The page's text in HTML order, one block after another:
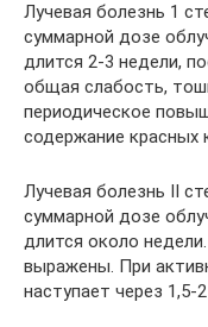
Лучевая болезнь 1
суммарной дозе
длится 2-3 недели,
общая слабость,
периодическое
содержание красных
Лучевая болезнь II
суммарной дозе
длится около
выражены. При
наступает через 1,5-